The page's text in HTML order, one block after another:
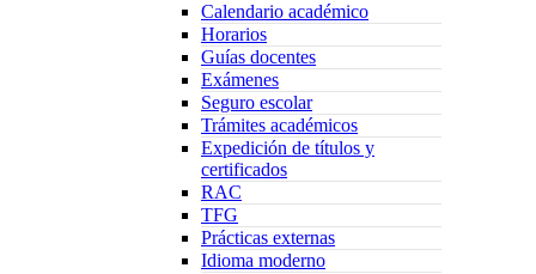
Calendario académico
Horarios
Guías docentes
Exámenes
Seguro escolar
Trámites académicos
Expedición de títulos y
certificados
RAC
TFG
Prácticas externas
Idioma moderno